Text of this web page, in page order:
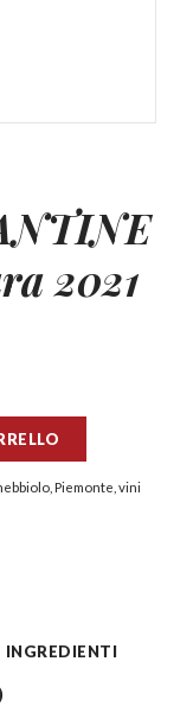
2021
, Piemonte vini
INGREDIENTI